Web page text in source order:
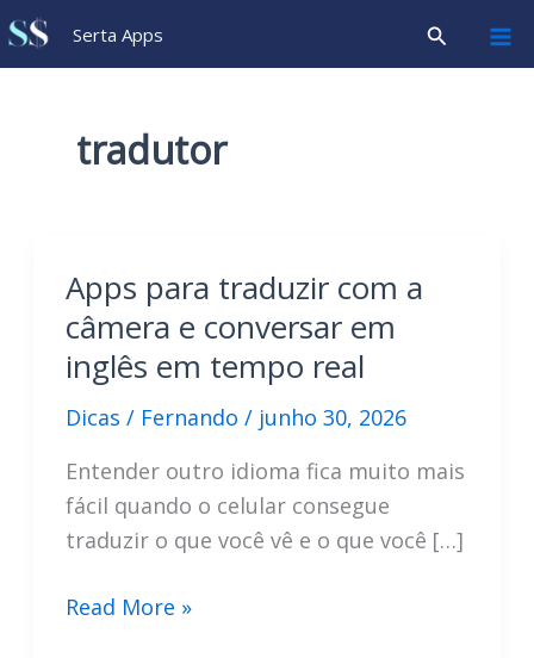
Ir
para
Serta Apps Pesquisar
tradutor
Apps para traduzir com a
câmera e conversar em
inglês em tempo real
Dicas / Fernando / junho 30, 2026
Entender outro idioma fica muito mais
fácil quando o celular consegue
traduzir o que você vê e o que você […]
Apps
Read More »